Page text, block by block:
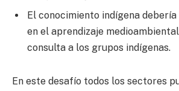
El conocimiento indígena
en el aprendizaje
consulta a los grupos indígenas.
En este desafío todos los sectores